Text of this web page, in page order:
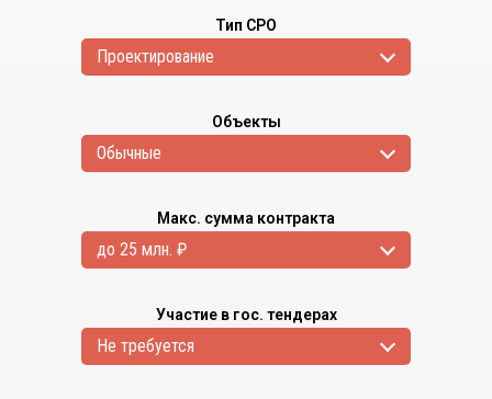
Тип СРО
Проектирование
Объекты
Обычные
Макс. сумма контракта
до 25 млн. ₽
Участие в гос. тендерах
Не требуется